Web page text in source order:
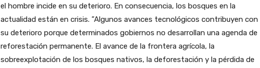
el hombre incide en su deterioro. En consecuencia, los bosques en la
actualidad están en crisis. ”Algunos avances tecnológicos contribuyen con
su deterioro porque determinados gobiernos no desarrollan una agenda de
reforestación permanente. El avance de la frontera agrícola, la
sobreexplotación de los bosques nativos, la deforestación y la pérdida de